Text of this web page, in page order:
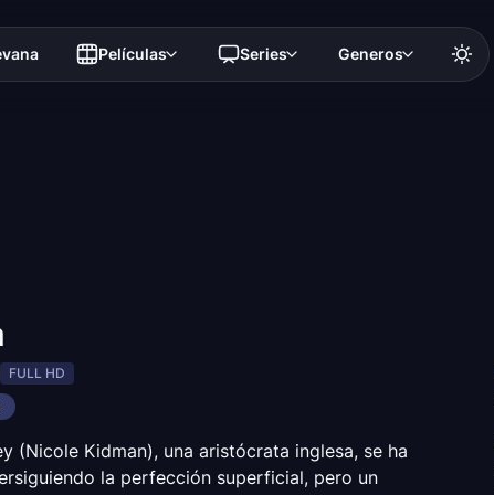
Películas Series Generos
FULL HD
(Nicole Kidman), una aristócrata inglesa, se ha
la perfección superficial, pero un